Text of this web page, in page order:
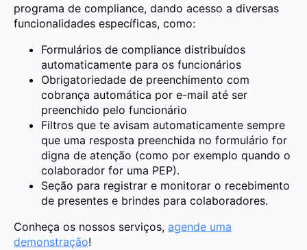
programa de compliance, dando acesso a diversas
funcionalidades específicas, como:
Formulários de compliance distribuídos
automaticamente para os funcionários
Obrigatoriedade de preenchimento com
cobrança automática por e-mail até ser
preenchido pelo funcionário
Filtros que te avisam automaticamente sempre
que uma resposta preenchida no formulário for
digna de atenção (como por exemplo quando o
colaborador for uma PEP).
Seção para registrar e monitorar o recebimento
de presentes e brindes para colaboradores.
Conheça os nossos serviços, agende uma
demonstração!